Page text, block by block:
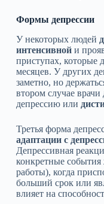
Формы депрессии
У некоторых людей
интенсивнойи
приступах, которые
месяцев. У других
заметно, но
втором случае
депрессию или
Третья форма
адаптации с
Депрессивная
конкретные события
работы), когда
больший срок или
влияет на